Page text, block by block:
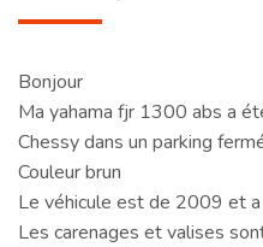
Bonjour
Ma yahama fjr 1300 abs a
Chessy dans un parking
Couleur brun
Le véhicule est de 2009 et
Les carenages et valises